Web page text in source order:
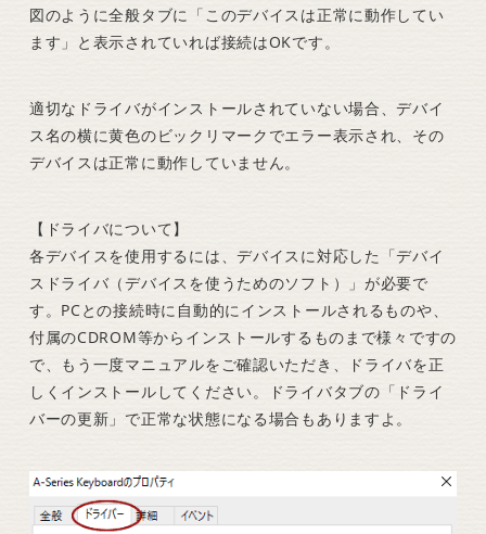
図のように全般タブに「このデバイスは正常に動作してい
ます」と表示されていれば接続はOKです。
適切なドライバがインストールされていない場合、デバイ
ス名の横に黄色のビックリマークでエラー表示され、その
デバイスは正常に動作していません。
【ドライバについて】
各デバイスを使用するには、デバイスに対応した「デバイ
スドライバ（デバイスを使うためのソフト）」が必要で
す。PCとの接続時に自動的にインストールされるものや、
付属のCDROM等からインストールするものまで様々ですの
で、もう一度マニュアルをご確認いただき、ドライバを正
しくインストールしてください。ドライバタブの「ドライ
バーの更新」で正常な状態になる場合もありますよ。